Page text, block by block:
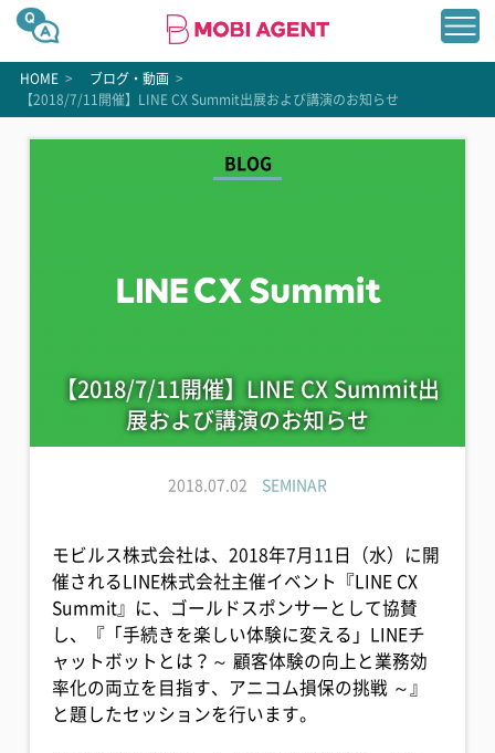
HOME > ブログ・動画 >
【2018/7/11開催】LINE CX Summit出展および講演のお知らせ
BLOG
【2018/7/11開催】LINE CX Summit出
展および講演のお知らせ
2018.07.02 SEMINAR
モビルス株式会社は、2018年7月11日（水）に開
催されるLINE株式会社主催イベント『LINE CX
Summit』に、ゴールドスポンサーとして協賛
し、『「手続きを楽しい体験に変える」LINEチ
ャットボットとは？～ 顧客体験の向上と業務効
率化の両立を目指す、アニコム損保の挑戦 ～』
と題したセッションを行います。